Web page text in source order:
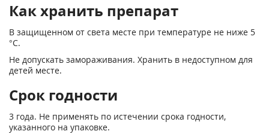
Как хранить препарат
В защищенном от света месте при температуре не ниже 5
°С.
Не допускать замораживания. Хранить в недоступном для
детей месте.
Срок годности
3 года. Не применять по истечении срока годности,
указанного на упаковке.